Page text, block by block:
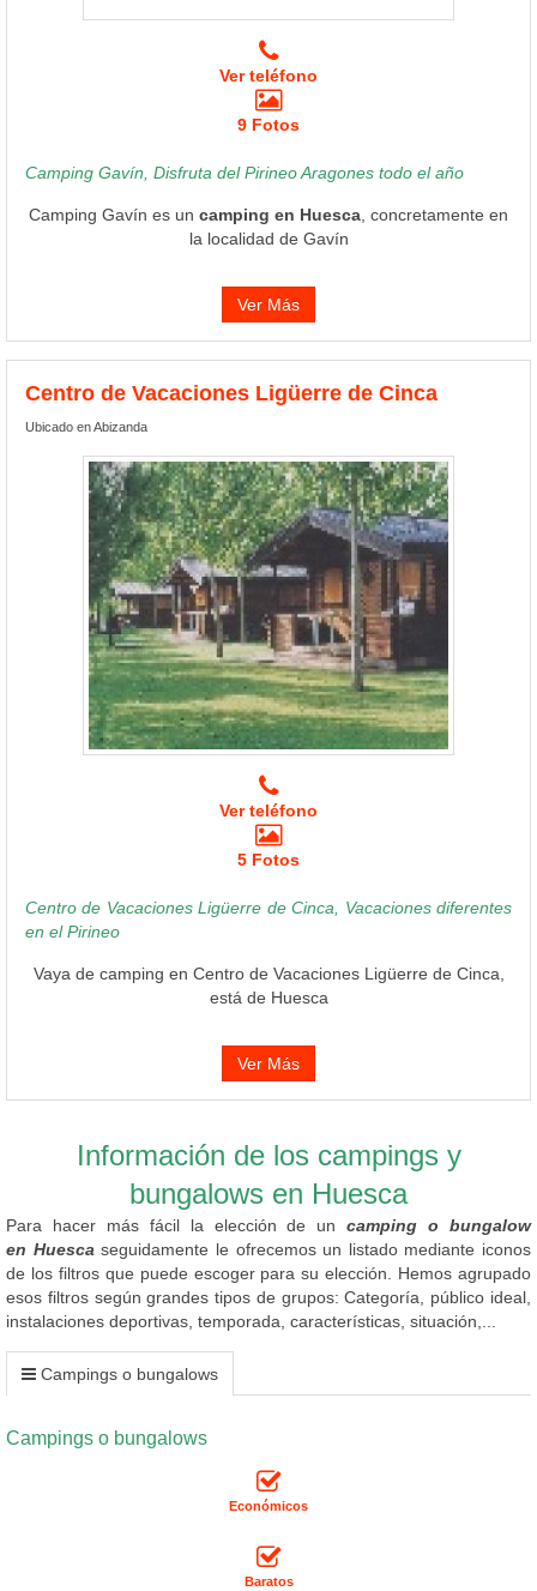
Ver teléfono
9 Fotos
Camping Gavín, Disfruta del Pirineo Aragones todo el año
Camping Gavín es un camping en Huesca , concretamente en
la localidad de Gavín
Ver Más
Centro de Vacaciones Ligüerre de Cinca
Ubicado en Abizanda
Ver teléfono
5 Fotos
Centro de Vacaciones Ligüerre de Cinca, Vacaciones diferentes
en el Pirineo
Vaya de camping en Centro de Vacaciones Ligüerre de Cinca,
está de Huesca
Ver Más
Información de los campings y
bungalows en Huesca
Para hacer más fácil la elección de uncamping o bungalow
en Huesca seguidamente le ofrecemos un listado mediante iconos
de los filtros que puede escoger para su elección. Hemos agrupado
esos filtros según grandes tipos de grupos: Categoría, público ideal,
instalaciones deportivas, temporada, características, situación,...
Campings o bungalows
Campings o bungalows
Económicos
Baratos